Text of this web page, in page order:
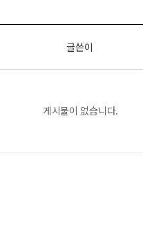
글쓴이
게시물이 없습니다.